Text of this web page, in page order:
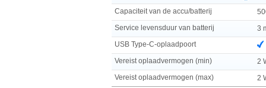
Capaciteit van de accu/batterij
Service levensduur van batterij
3
USB Type-C-oplaadpoort
Vereist oplaadvermogen (min)
2
Vereist oplaadvermogen (max)
2